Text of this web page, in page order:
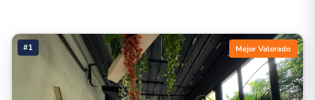
#1 Mejor Valorado